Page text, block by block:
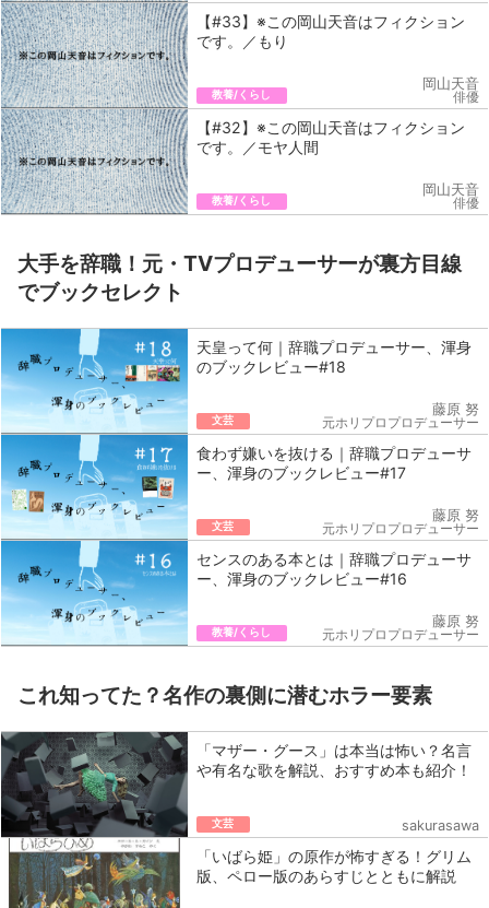
【#33】※この岡山天音はフィクション
です。／もり
教養/くらし
岡山天音
俳優
【#32】※この岡山天音はフィクション
です。／モヤ人間
教養/くらし
岡山天音
俳優
大手を辞職！元・TVプロデューサーが裏方目線
でブックセレクト
天皇って何｜辞職プロデューサー、渾身
のブックレビュー#18
文芸
藤原 努
元ホリプロプロデューサー
食わず嫌いを抜ける｜辞職プロデューサ
ー、渾身のブックレビュー#17
文芸
藤原 努
元ホリプロプロデューサー
センスのある本とは｜辞職プロデューサ
ー、渾身のブックレビュー#16
教養/くらし
藤原 努
元ホリプロプロデューサー
これ知ってた？名作の裏側に潜むホラー要素
「マザー・グース」は本当は怖い？名言
や有名な歌を解説、おすすめ本も紹介！
文芸 sakurasawa
「いばら姫」の原作が怖すぎる！グリム
版、ペロー版のあらすじとともに解説